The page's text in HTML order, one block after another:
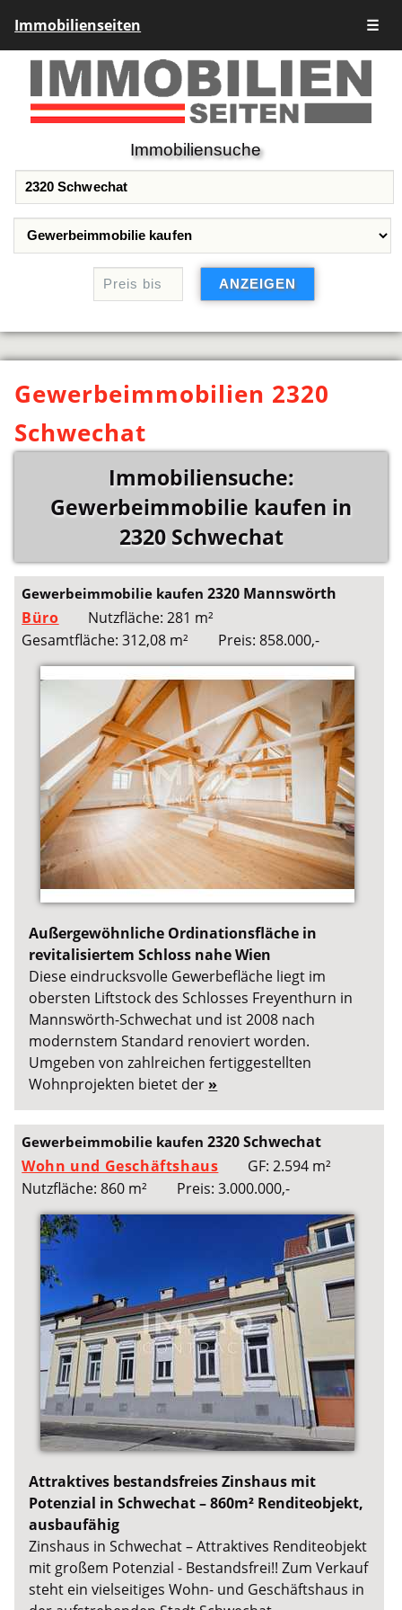
Immobilienseiten ☰
Immobiliensuche
Gewerbeimmobilien 2320
Schwechat
Immobiliensuche:
Gewerbeimmobilie kaufen in
2320 Schwechat
Gewerbeimmobilie kaufen2320 Mannswörth
Büro
Nutzfläche: 281 m²
Gesamtfläche: 312,08 m²
Preis: 858.000,-
Außergewöhnliche Ordinationsfläche in
revitalisiertem Schloss nahe Wien
Diese eindrucksvolle Gewerbefläche liegt im
obersten Liftstock des Schlosses Freyenthurn in
Mannswörth-Schwechat und ist 2008 nach
modernstem Standard renoviert worden.
Umgeben von zahlreichen fertiggestellten
Wohnprojekten bietet der »
Gewerbeimmobilie kaufen2320 Schwechat
Wohn und Geschäftshaus
GF: 2.594 m²
Nutzfläche: 860 m²
Preis: 3.000.000,-
Attraktives bestandsfreies Zinshaus mit
Potenzial in Schwechat – 860m² Renditeobjekt,
ausbaufähig
Zinshaus in Schwechat – Attraktives Renditeobjekt
mit großem Potenzial - Bestandsfrei!! Zum Verkauf
steht ein vielseitiges Wohn- und Geschäftshaus in